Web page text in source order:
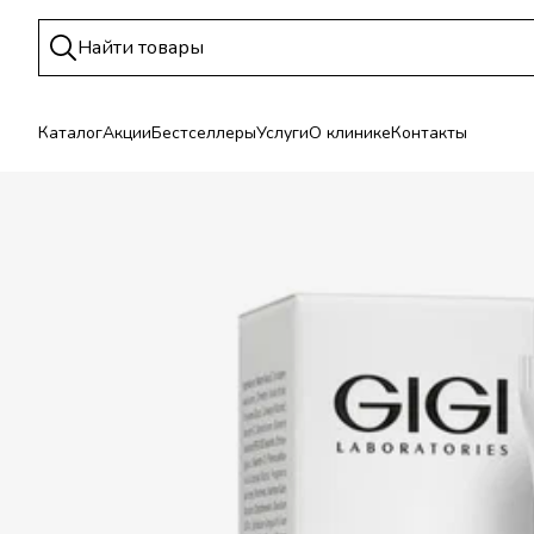
КаталогАкцииБестселлерыУслугиО клиникеКонтакты